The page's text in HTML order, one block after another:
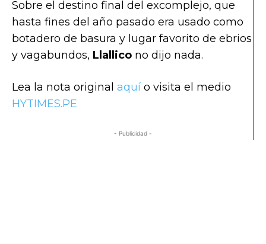
Sobre el destino final del excomplejo, que
hasta fines del año pasado era usado como
botadero de basura y lugar favorito de ebrios
y vagabundos, Llallico no dijo nada.
Lea la nota original aquí o visita el medio
HYTIMES.PE
- Publicidad -